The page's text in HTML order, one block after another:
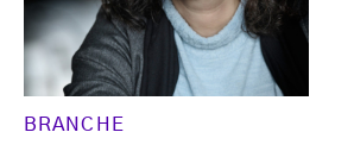
BRANCHE